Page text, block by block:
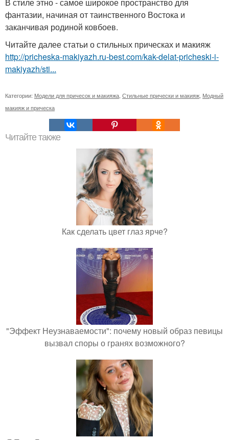
фантазии, начиная от таинственного Востока и
заканчивая родиной ковбоев.
Читайте далее статьи о стильных прическах и макияж
http://pricheska-makiyazh.ru-best.com/kak-delat-pricheski-i-
makiyazh/sti...
Категории: Модели для причесок и макияжа Стильные прически и макияж Модный
макияж и прическа
Читайте также
Как сделать цвет глаз ярче?
"Эффект Неузнаваемости": почему новый образ певицы
вызвал споры о гранях возможного?